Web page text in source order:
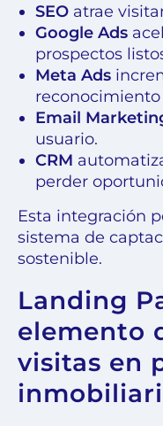
SEO atrae
Google Ads
prospectos
Meta Ads
Email
usuario.
CRM
perder
Esta integración
sistema de
sostenible.
Landing
elemento
visitas en